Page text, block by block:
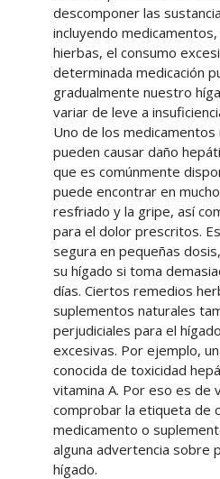
descomponer las
incluyendo
hierbas, el consumo
determinada medicación
gradualmente nuestro
variar de leve a
Uno de los medicamentos
pueden causar daño
que es comúnmente
puede encontrar en
resfriado y la gripe, así
para el dolor prescritos.
segura en pequeñas
su hígado si toma
días. Ciertos remedios
suplementos naturales
perjudiciales para el
excesivas. Por ejemplo,
conocida de toxicidad
vitamina A. Por eso es de
comprobar la etiqueta de
medicamento o
alguna advertencia sobre
hígado.